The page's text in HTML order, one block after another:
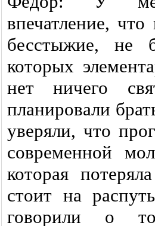
впечатление,
бесстыжие, не
которых
нет ничего
планировали
уверяли, что
современной
которая
стоит на
говорили о